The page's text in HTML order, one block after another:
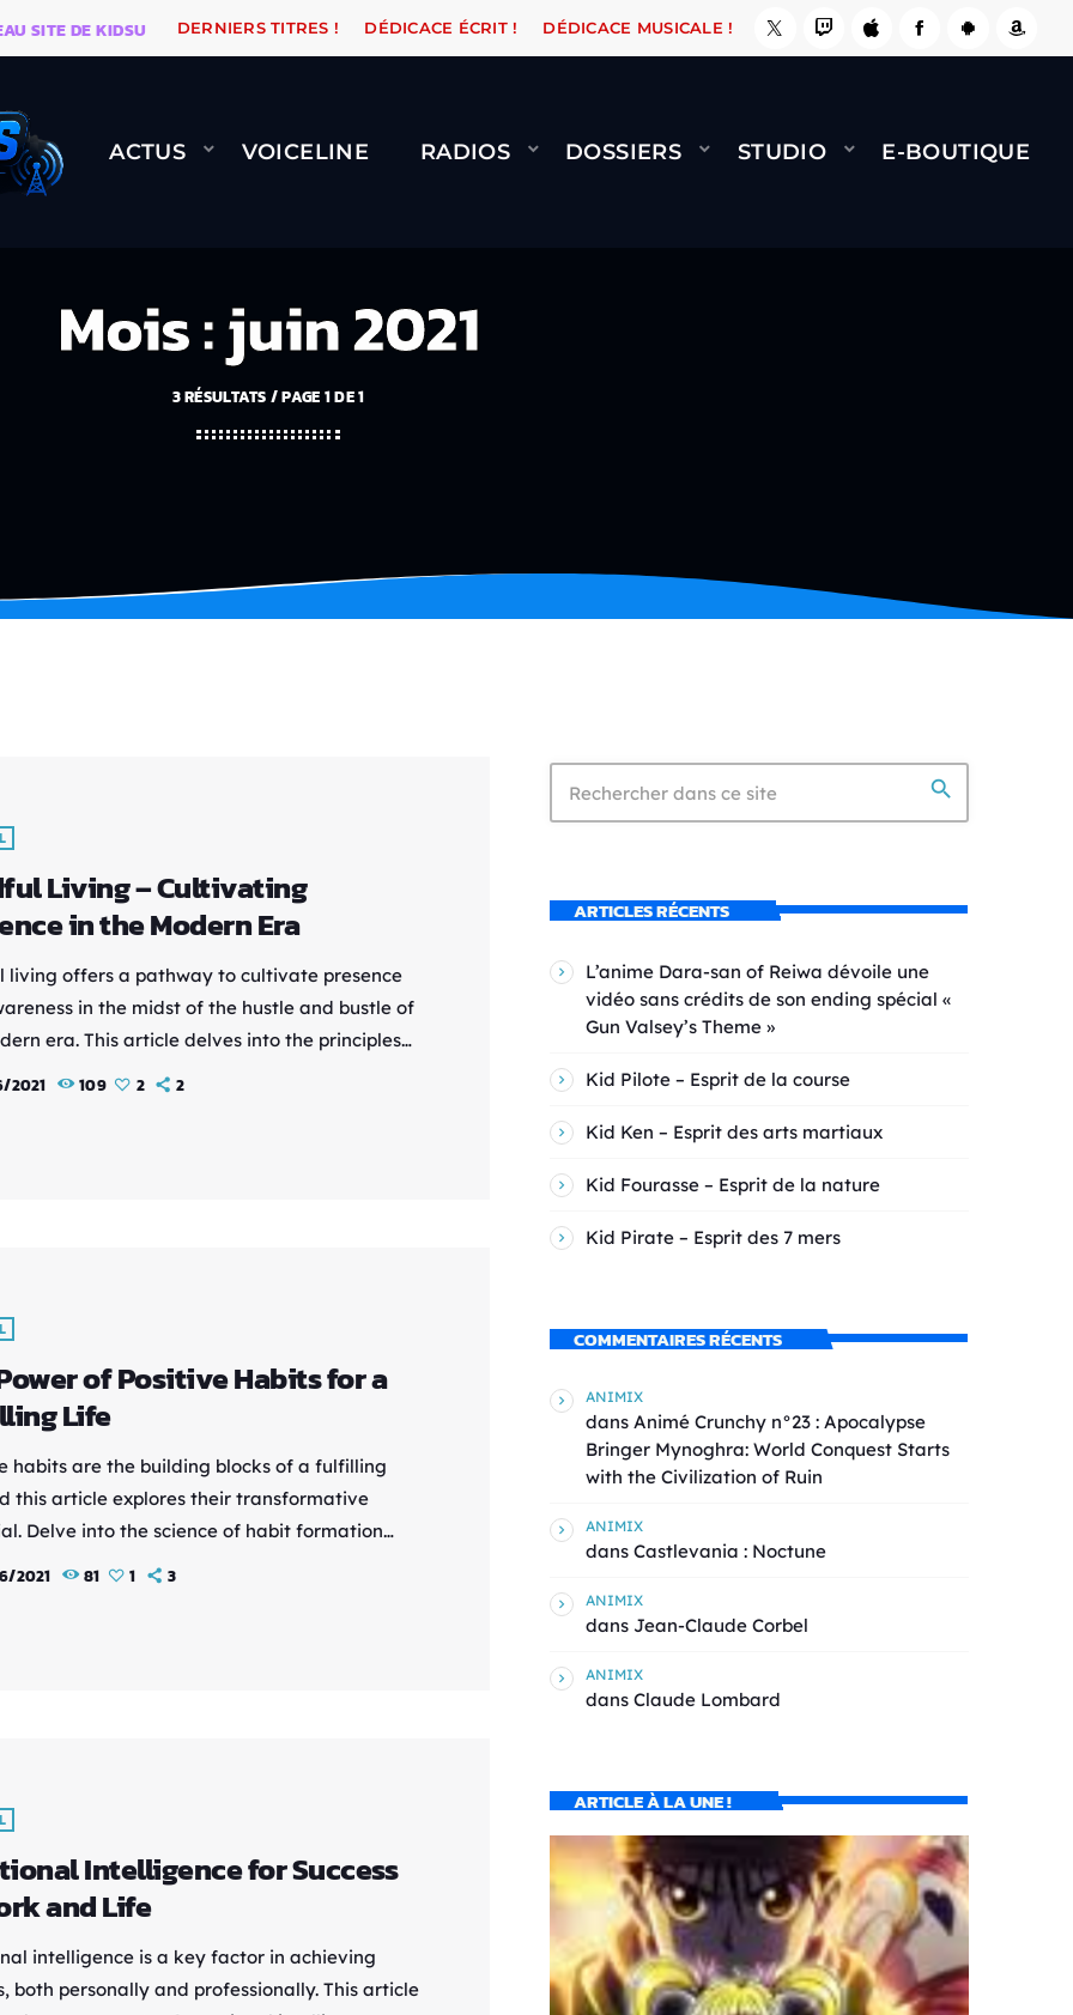
DE KIDSUNE WARÉTRO ORANGE ROAD QUI PASSE, ÇA LE FAIT ! NAMI BERNARD MINET - FLY
DERNIERS TITRES ! DÉDICACE ÉCRIT ! DÉDICACE MUSICALE !
ACTUS VOICELINE RADIOS DOSSIERS STUDIO E-BOUTIQUE
Mois : juin 2021
3 RÉSULTATS / PAGE 1 DE 1
Living – Cultivating
in the Modern Era
living offers a pathway to cultivate presence
in the midst of the hustle and bustle of
era. This article delves into the principles
and how they can be integrated into
2021 109 2 2
of Positive Habits for a
Life
habits are the building blocks of a fulfilling
this article explores their transformative
Delve into the science of habit formation
practical tips for incorporating positive
2021 81 1 3
Intelligence for Success
and Life
intelligence is a key factor in achieving
both personally and professionally. This article
search
ARTICLES RÉCENTS
L’anime Dara-san of Reiwa dévoile une
vidéo sans crédits de son ending spécial «
Gun Valsey’s Theme »
Kid Pilote – Esprit de la course
Kid Ken – Esprit des arts martiaux
Kid Fourasse – Esprit de la nature
Kid Pirate – Esprit des 7 mers
COMMENTAIRES RÉCENTS
ANIMIX
dans Animé Crunchy n°23 : Apocalypse
Bringer Mynoghra: World Conquest Starts
with the Civilization of Ruin
ANIMIX
dans Castlevania : Noctune
ANIMIX
dans Jean-Claude Corbel
ANIMIX
dans Claude Lombard
ARTICLE À LA UNE !